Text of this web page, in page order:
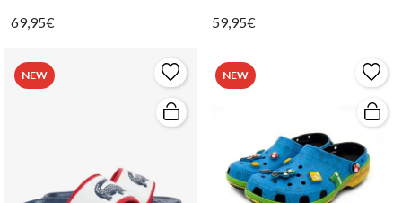
69,95€ 59,95€
NEW NEW